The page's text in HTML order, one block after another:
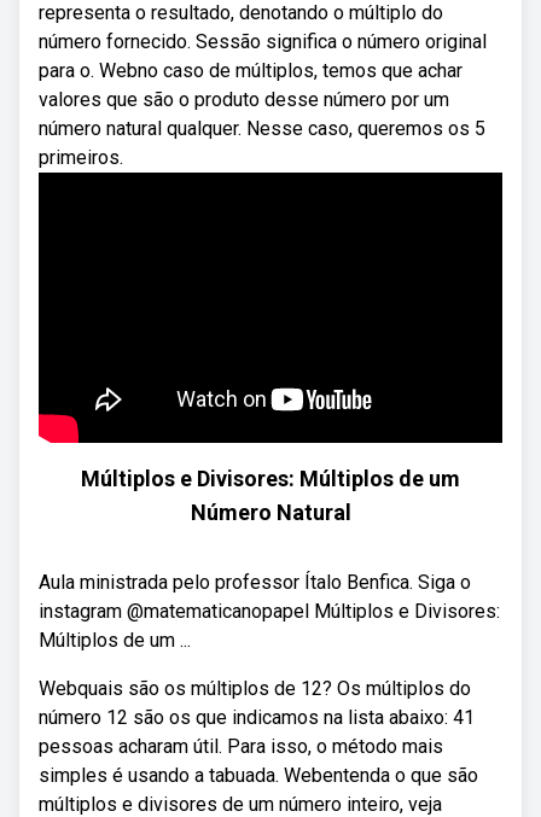
representa o resultado, denotando o múltiplo do
número fornecido. Sessão significa o número original
para o. Webno caso de múltiplos, temos que achar
valores que são o produto desse número por um
número natural qualquer. Nesse caso, queremos os 5
primeiros.
Múltiplos e Divisores: Múltiplos de um
Número Natural
Aula ministrada pelo professor Ítalo Benfica. Siga o
instagram @matematicanopapel Múltiplos e Divisores:
Múltiplos de um ...
Webquais são os múltiplos de 12? Os múltiplos do
número 12 são os que indicamos na lista abaixo: 41
pessoas acharam útil. Para isso, o método mais
simples é usando a tabuada. Webentenda o que são
múltiplos e divisores de um número inteiro, veja